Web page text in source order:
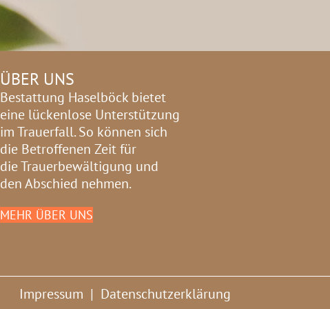
ÜBER UNS
Bestattung Haselböck bietet
eine lückenlose Unterstützung
im Trauerfall. So können sich
die Betroffenen Zeit für
die Trauerbewältigung und
den Abschied nehmen.
MEHR ÜBER UNS
Impressum | Datenschutzerklärung